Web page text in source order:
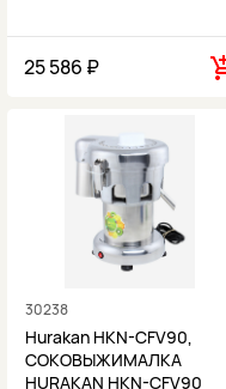
25 586 ₽
30238
Hurakan HKN-CFV90,
СОКОВЫЖИМАЛКА
HURAKAN HKN-CFV90